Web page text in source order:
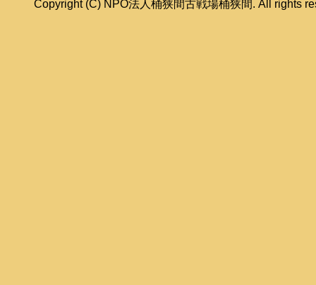
Copyright (C) NPO法人桶狭間古戦場桶狭間. All rights